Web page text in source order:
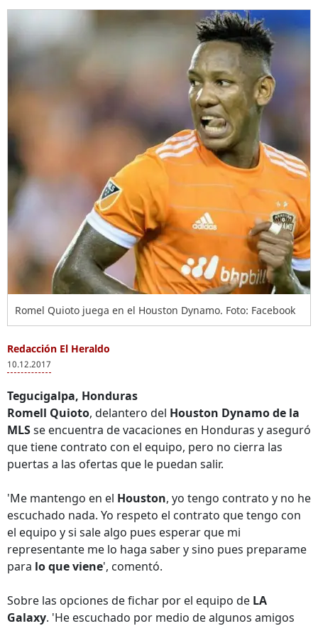
Romel Quioto juega en el Houston Dynamo. Foto: Facebook
Redacción El Heraldo
10.12.2017
Tegucigalpa, Honduras
Romell Quioto, delantero del Houston Dynamo de la
MLSse encuentra de vacaciones en Honduras y aseguró
que tiene contrato con el equipo, pero no cierra las
puertas a las ofertas que le puedan salir.
'Me mantengo en el Houston, yo tengo contrato y no he
escuchado nada. Yo respeto el contrato que tengo con
el equipo y si sale algo pues esperar que mi
representante me lo haga saber y sino pues preparame
para lo que viene', comentó.
Sobre las opciones de fichar por el equipo de LA
Galaxy. 'He escuchado por medio de algunos amigos